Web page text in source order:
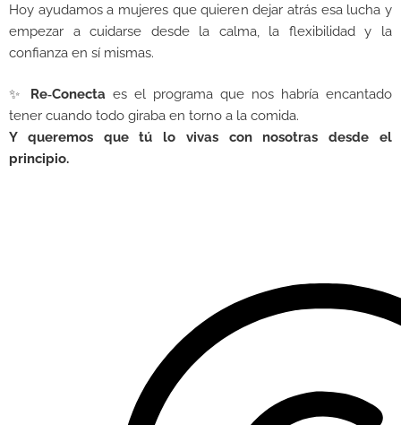
Hoy ayudamos a mujeres que quieren dejar atrás esa lucha y
empezar a cuidarse desde la calma, la flexibilidad y la
confianza en sí mismas.
✨ Re‑Conecta es el programa que nos habría encantado
tener cuando todo giraba en torno a la comida.
Y queremos que tú lo vivas con nosotras desde el
principio.